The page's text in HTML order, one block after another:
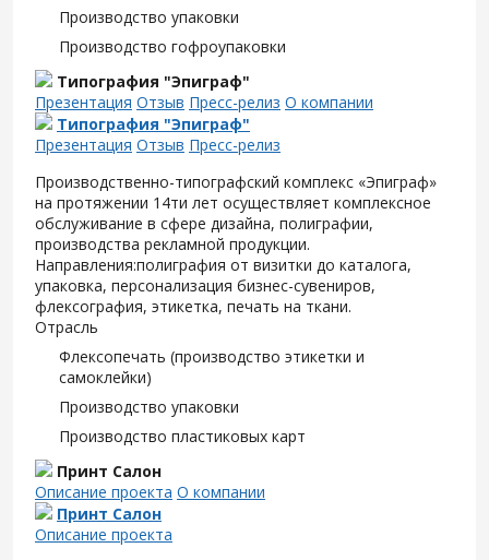
Производство упаковки
Производство гофроупаковки
Типография "Эпиграф"
Презентация Отзыв Пресс-релиз О компании
Типография "Эпиграф"
Презентация Отзыв Пресс-релиз
Производственно-типографский комплекс «Эпиграф»
на протяжении 14ти лет осуществляет комплексное
обслуживание в сфере дизайна, полиграфии,
производства рекламной продукции.
Направления:полиграфия от визитки до каталога,
упаковка, персонализация бизнес-сувениров,
флексография, этикетка, печать на ткани.
Отрасль
Флексопечать (производство этикетки и
самоклейки)
Производство упаковки
Производство пластиковых карт
Принт Салон
Описание проекта О компании
Принт Салон
Описание проекта